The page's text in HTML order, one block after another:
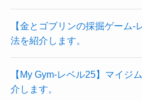
【金とゴブリンの採掘ゲーム
法を紹介します。
【My Gym-レベル25】マイ
介します。